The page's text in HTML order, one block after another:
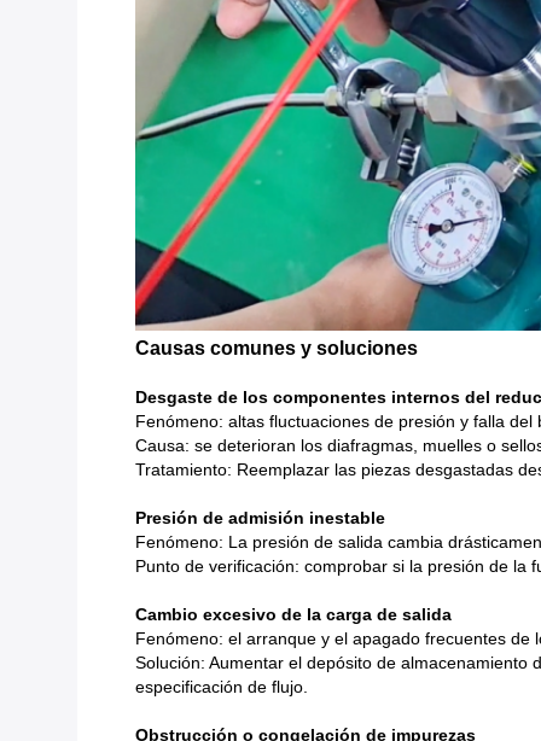
Causas comunes y soluciones
Desgaste de los componentes internos del
Fenómeno: altas fluctuaciones de presión y falla del
Causa: se deterioran los diafragmas, muelles o
Tratamiento: Reemplazar las piezas desgastadas
Presión de admisión inestable
Fenómeno: La presión de salida cambia
Punto de verificación: comprobar si la presión de la
Cambio excesivo de la carga de salida
Fenómeno: el arranque y el apagado frecuentes de
Solución: Aumentar el depósito de
especificación de flujo.
Obstrucción o congelación de impurezas